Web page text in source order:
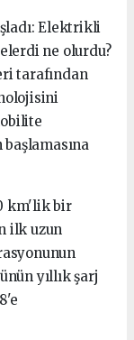
Elektrikli
ne olurdu?
tarafından
km'lik bir
ilk uzun
yıllık şarj